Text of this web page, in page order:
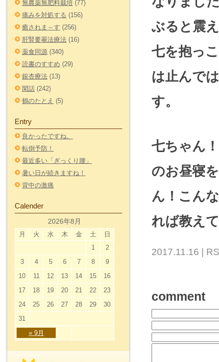
無農薬無肥料栽培 (77)
痛みを対処する (156)
癒されま～す (256)
肝腎要罨法療法 (16)
薬食同源 (340)
読書のすすめ (29)
銀杏療法 (13)
閑話 (242)
鶴のたとえ (5)
Entry
良かったですね。
転倒予防！
最近多い「ぎっくり腰」
暑い日が続きますね！
背中の激痛
Calender
2026年8月
月 火 水 木 金 土 日
« 9月
1
2
3
4 5 6 7 8
9
10
11 12 13 14 15
16
17
18 19 20 21 22
23
24
25 26 27 28 29
30
31
ぶると震
七を抱っ
は止んで
す。
七ちゃん
のお昼寝
ん！こん
れば教え
2017.11.16 |
comment